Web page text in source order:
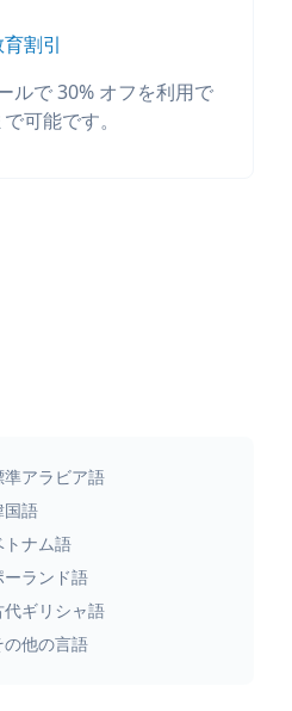
割引
ルで 30% オフを利用で
可能です。
準アラビア語
国語
トナム語
ーランド語
代ギリシャ語
の他の言語